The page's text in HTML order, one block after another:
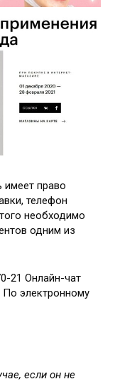
имеет право
телефон
необходимо
одним из
21 Онлайн-чат
По электронному
если он не